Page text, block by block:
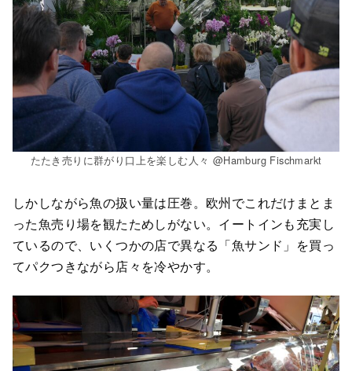
たたき売りに群がり口上を楽しむ人々 @Hamburg Fischmarkt
しかしながら魚の扱い量は圧巻。欧州でこれだけまとま
った魚売り場を観たためしがない。イートインも充実し
ているので、いくつかの店で異なる「魚サンド」を買っ
てパクつきながら店々を冷やかす。